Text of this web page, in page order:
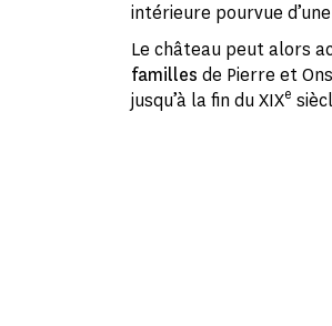
intérieure pourvue d’une
Le château peut alors
familles de Pierre et
jusqu’à la fin du XIXe